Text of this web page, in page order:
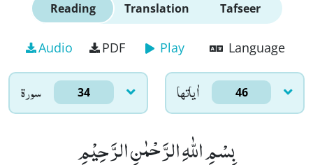
Reading Translation Tafseer
Audio PDF Play Language
سورۃ 34 اٰياتها 46
بِسْمِ اللّٰهِ الرَّحْمٰنِ الرَّحِیْمِ